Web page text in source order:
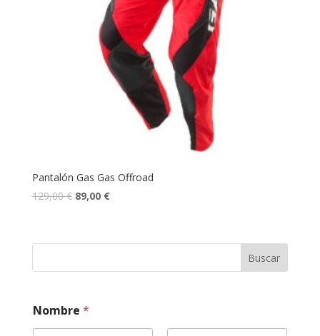
Pantalón Gas Gas Offroad
129,00€ 89,00 €
Buscar
l
e
Nombre *